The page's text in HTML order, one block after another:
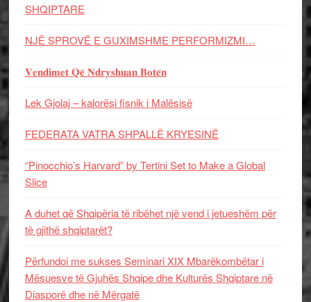
SHQIPTARE
NJË SPROVË E GUXIMSHME PERFORMIZMI…
𝐕𝐞𝐧𝐝𝐢𝐦𝐞𝐭 𝐐𝐞̈ 𝐍𝐝𝐫𝐲𝐬𝐡𝐮𝐚𝐧 𝐁𝐨𝐭𝐞̈𝐧
Lek Gjolaj – kalorësi fisnik i Malësisë
FEDERATA VATRA SHPALLË KRYESINË
“Pinocchio’s Harvard” by Tertini Set to Make a Global
Slice
A duhet që Shqipëria të ribëhet një vend i jetueshëm për
të gjithë shqiptarët?
Përfundoi me sukses Seminari XIX Mbarëkombëtar i
Mësuesve të Gjuhës Shqipe dhe Kulturës Shqiptare në
Diasporë dhe në Mërgatë